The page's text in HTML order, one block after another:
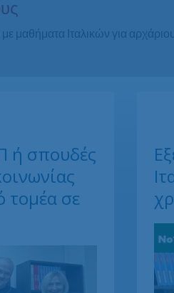
μαθήματα Ιταλικών για
ή σπουδές
τομέα σε